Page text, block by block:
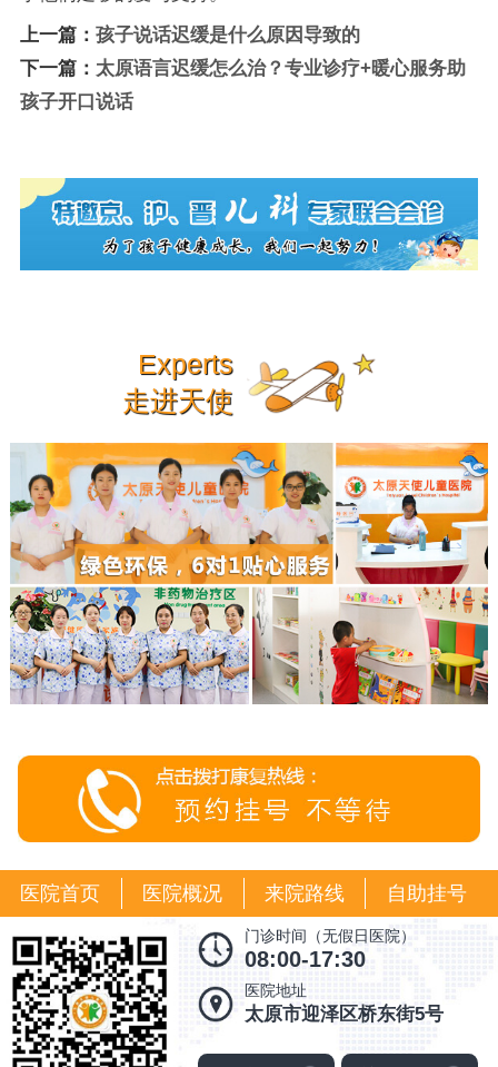
上一篇： 孩子说话迟缓是什么原因导致的
下一篇： 太原语言迟缓怎么治？专业诊疗+暖心服务助
孩子开口说话
Experts
走进天使
医院首页 医院概况 来院路线 自助挂号
门诊时间（无假日医院）
08:00-17:30
医院地址
太原市迎泽区桥东街5号